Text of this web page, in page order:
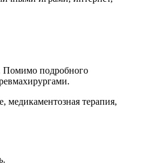
Помимо подробного
медикаментозная терапия,